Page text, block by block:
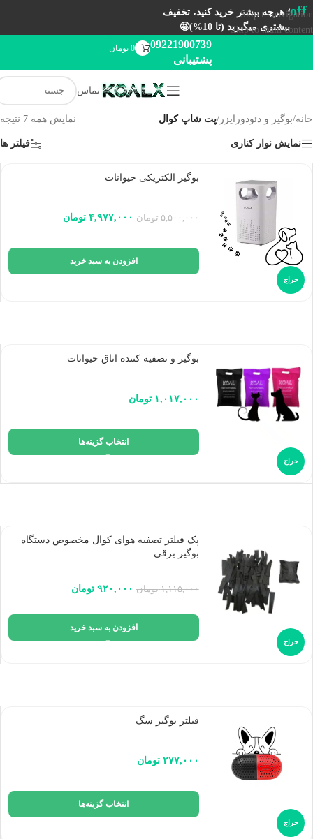
Skip to navigation
Skip to main content
off؛ هرچه بیشتر خرید کنید، تخفیف
بیشتری میگیرید (تا 10%)🤩
09221900739
پشتیبانی
0 تومان
تماس
خانه/بوگیر و دئودورایزر /پت شاپ کوال نمایش همه 7 نتیجه
نمایش نوار کناری فیلتر ها
حراج
بوگیر الکتریکی حیوانات
۵,۵۰۰,۰۰۰ تومان ۴,۹۷۷,۰۰۰ تومان
افزودن به سبد خرید
حراج
بوگیر و تصفیه کننده اتاق حیوانات
۱,۰۱۷,۰۰۰ تومان
انتخاب گزینه‌ها
حراج
پک فیلتر تصفیه هوای کوال مخصوص دستگاه
بوگیر برقی
۱,۱۱۵,۰۰۰ تومان ۹۲۰,۰۰۰ تومان
افزودن به سبد خرید
حراج
فیلتر بوگیر سگ
۲۷۷,۰۰۰ تومان
انتخاب گزینه‌ها